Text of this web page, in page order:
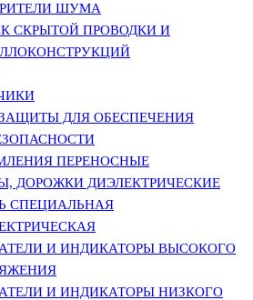
ШУМА
СКРЫТОЙ ПРОВОДКИ И
ДЛЯ ОБЕСПЕЧЕНИЯ
ПЕРЕНОСНЫЕ
ДОРОЖКИ ДИЭЛЕКТРИЧЕСКИЕ
СПЕЦИАЛЬНАЯ
И ИНДИКАТОРЫ ВЫСОКОГО
И ИНДИКАТОРЫ НИЗКОГО